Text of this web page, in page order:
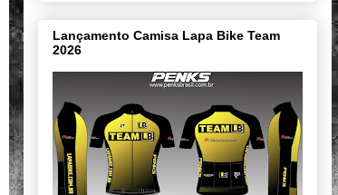
Lançamento Camisa Lapa Bike Team
2026